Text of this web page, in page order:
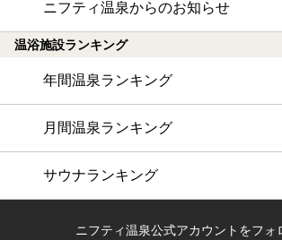
ニフティ温泉からのお知らせ
温浴施設ランキング
年間温泉ランキング
月間温泉ランキング
サウナランキング
ニフティ温泉公式アカウントをフォ